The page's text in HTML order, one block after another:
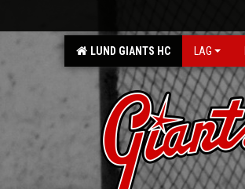
LUND GIANTS HC LAG